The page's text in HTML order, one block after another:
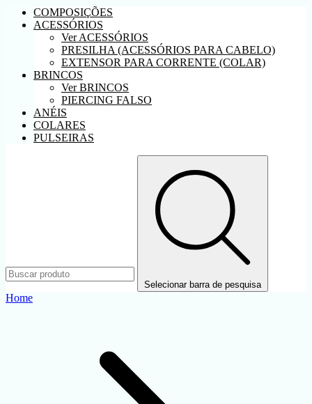
COMPOSIÇÕES
ACESSÓRIOS
Ver ACESSÓRIOS
PRESILHA (ACESSÓRIOS PARA CABELO)
EXTENSOR PARA CORRENTE (COLAR)
BRINCOS
Ver BRINCOS
PIERCING FALSO
ANÉIS
COLARES
PULSEIRAS
Selecionar barra de pesquisa
Home